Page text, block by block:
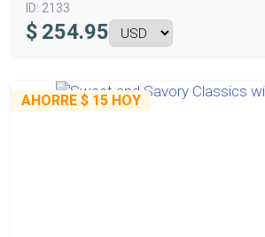
ID: 2133
$ 254.95
AHORRE $ 15 HOY